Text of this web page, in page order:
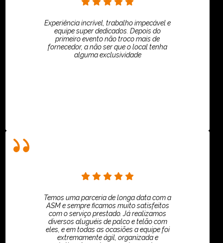
Experiência incrível, trabalho impecável e
equipe super dedicados. Depois do
primeiro evento não troco mais de
fornecedor, a não ser que o local tenha
alguma exclusividade
Temos uma parceria de longa data com a
ASM e sempre ficamos muito satisfeitos
com o serviço prestado. Já realizamos
diversos aluguéis de palco e telão com
eles, e em todas as ocasiões a equipe foi
extremamente ágil, organizada e